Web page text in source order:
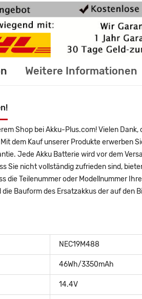
Weitere Informationen
Shop bei Akku-Plus.com! Vielen
dem Kauf unserer Produkte erwerben
Jede Akku Batterie wird vor dem
Sie nicht vollständig zufrieden sind,
die Teilenummer oder Modellnummer
Bauform des Ersatzakkus der auf den
NEC19M488
46Wh/3350mAh
14.4V